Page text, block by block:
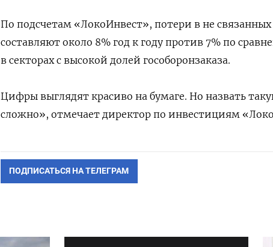
По подсчетам «ЛокоИнвест», потери в не связанных
составляют около 8% год к году против 7% по
в секторах с высокой долей гособоронзаказа.
Цифры выглядят красиво на бумаге. Но назвать
сложно», отмечает директор по инвестициям
ПОДПИСАТЬСЯ НА ТЕЛЕГРАМ